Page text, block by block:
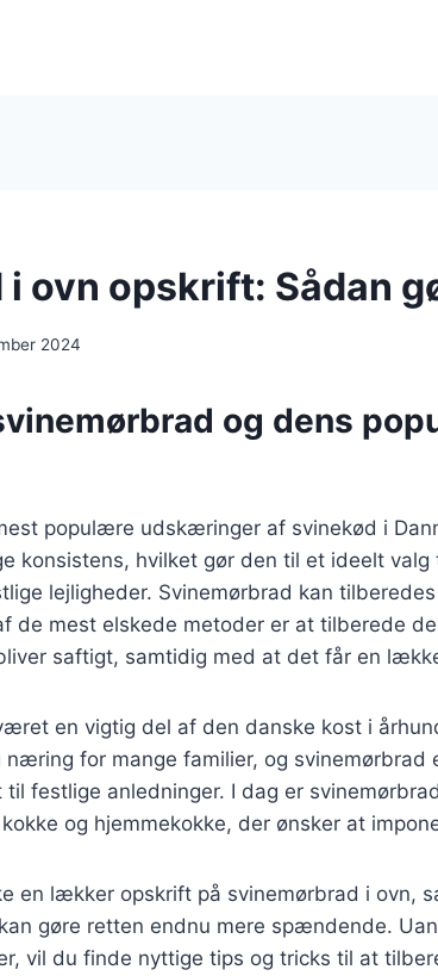
ovn opskrift: Sådan
2024
og dens
populære udskæringer af svinekød i
konsistens, hvilket gør den til et ideelt valg
lejligheder. Svinemørbrad kan
de mest elskede metoder er at tilberede
saftigt, samtidig med at det får en
en vigtig del af den danske kost i
for mange familier, og svinemørbrad
festlige anledninger. I dag er
og hjemmekokke, der ønsker at
en lækker opskrift på svinemørbrad i ovn,
gøre retten endnu mere spændende.
vil du finde nyttige tips og tricks til at